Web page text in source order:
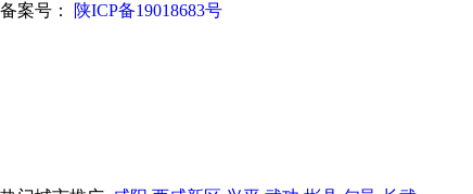
备案号：
陕ICP备19018683号